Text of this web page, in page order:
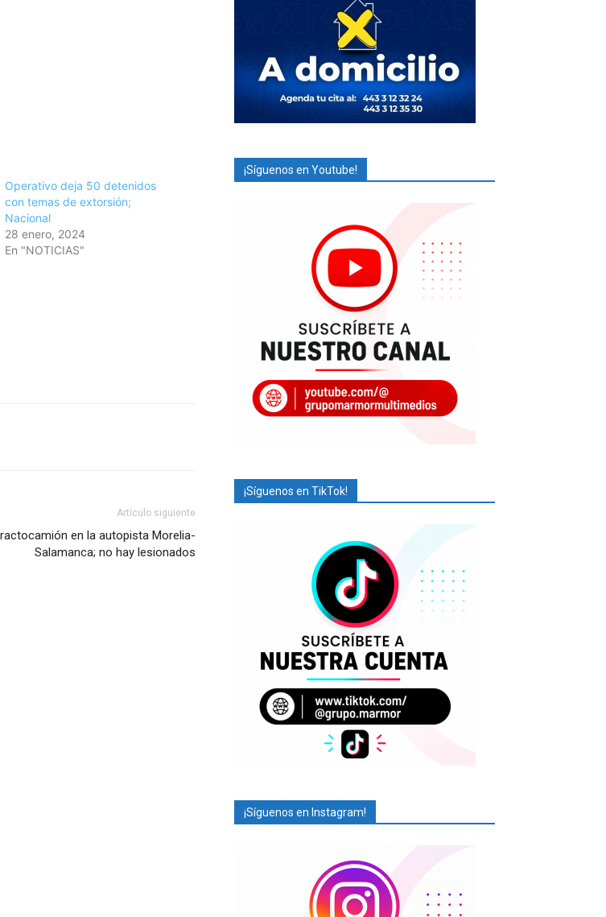
Operativo deja 50 detenidos
con temas de extorsión;
Nacional
28 enero, 2024
En "NOTICIAS"
Artículo siguiente
en la autopista Morelia-
Salamanca; no hay lesionados
¡Síguenos en Youtube!
¡Síguenos en TikTok!
¡Síguenos en Instagram!